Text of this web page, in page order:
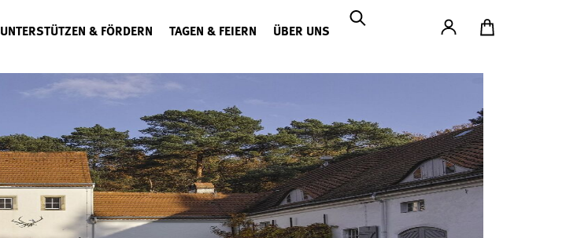
UNTERSTÜTZEN & FÖRDERN TAGEN & FEIERN ÜBER UNS
Konto Zum Ticketshop